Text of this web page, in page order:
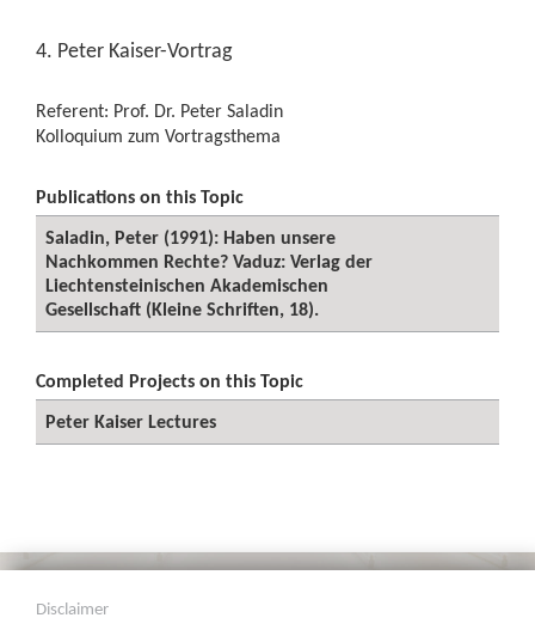
4. Peter Kaiser-Vortrag
Referent: Prof. Dr. Peter Saladin
Kolloquium zum Vortragsthema
Publications on this Topic
Saladin, Peter (1991): Haben unsere
Nachkommen Rechte? Vaduz: Verlag der
Liechtensteinischen Akademischen
Gesellschaft (Kleine Schriften, 18).
Completed Projects on this Topic
Peter Kaiser Lectures
Disclaimer